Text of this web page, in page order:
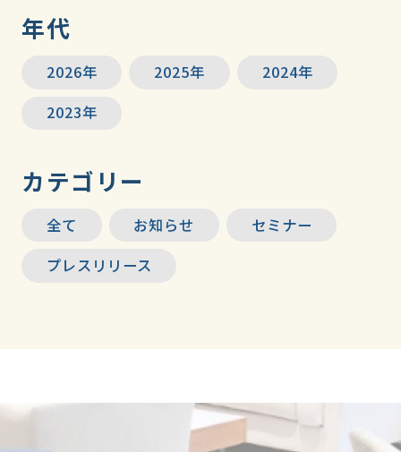
年代
2026年 2025年
2024年
2023年
カテゴリー
全て お知らせ
セミナー
プレスリリース